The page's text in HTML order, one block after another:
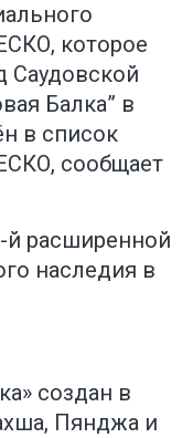
которое
Саудовской
Балка” в
в список
сообщает
расширенной
наследия в
создан в
Пянджа и